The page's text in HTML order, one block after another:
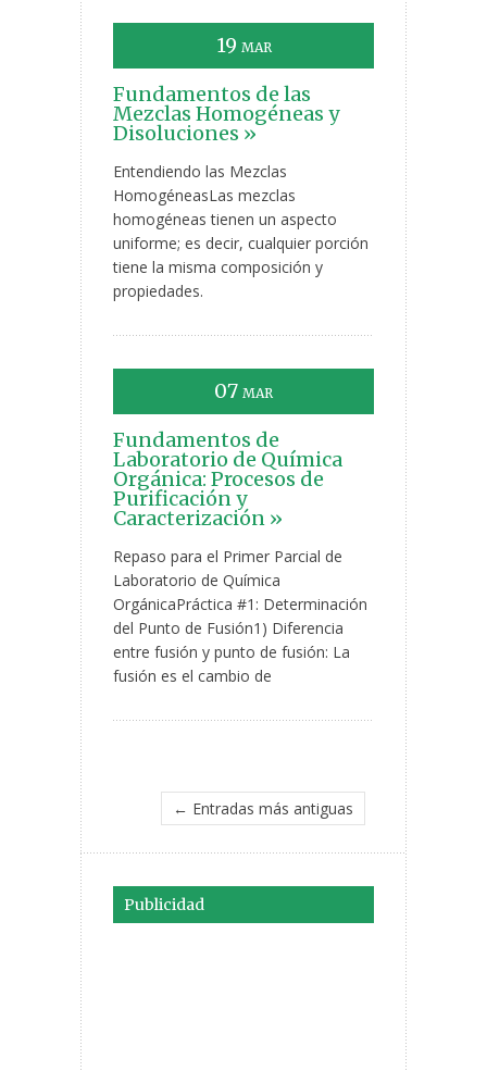
19 MAR
Fundamentos de las
Mezclas Homogéneas y
Disoluciones »
Entendiendo las Mezclas
HomogéneasLas mezclas
homogéneas tienen un aspecto
uniforme; es decir, cualquier porción
tiene la misma composición y
propiedades.
07 MAR
Fundamentos de
Laboratorio de Química
Orgánica: Procesos de
Purificación y
Caracterización »
Repaso para el Primer Parcial de
Laboratorio de Química
OrgánicaPráctica #1: Determinación
del Punto de Fusión1) Diferencia
entre fusión y punto de fusión: La
fusión es el cambio de
← Entradas más antiguas
Publicidad